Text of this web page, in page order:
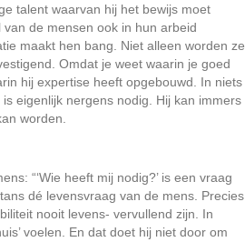
talent waarvan hij het bewijs moet
de mensen ook in hun arbeid
maakt hen bang. Niet alleen worden ze
Omdat je weet waarin je goed
hij expertise heeft opgebouwd. In niets
eigenlijk nergens nodig. Hij kan immers
worden.
“‘Wie heeft mij nodig?’ is een vraag
dé levensvraag van de mens. Precies
nooit levens- vervullend zijn. In
voelen. En dat doet hij niet door om